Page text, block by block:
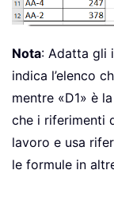
Nota: Adatta gli
indica l’elenco
mentre «D1» è
che i riferimenti
lavoro e usa
le formule in